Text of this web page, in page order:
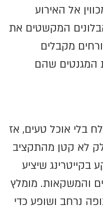
אל האירוע
המקשטים את
מקבלים
המגנטים שהם
בלי אוכל טעים, אז
לא קטן מהתקציב
שיציע
והמשקאות. מומלץ
נרחב ושופע כדי